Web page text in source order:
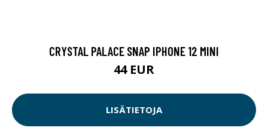
CRYSTAL PALACE SNAP IPHONE 12 MINI
44 EUR
LISÄTIETOJA